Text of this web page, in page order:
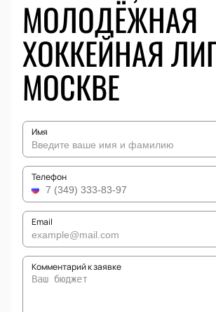
МОЛОДЁЖНАЯ
ХОККЕЙНАЯ
МОСКВЕ
Имя
Телефон
Email
Комментарий к заявке